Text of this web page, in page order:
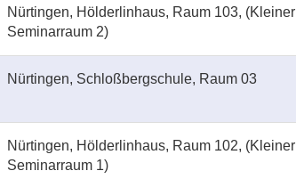
Nürtingen, Hölderlinhaus, Raum 103, (Kleiner
Seminarraum 2)
Nürtingen, Schloßbergschule, Raum 03
Nürtingen, Hölderlinhaus, Raum 102, (Kleiner
Seminarraum 1)